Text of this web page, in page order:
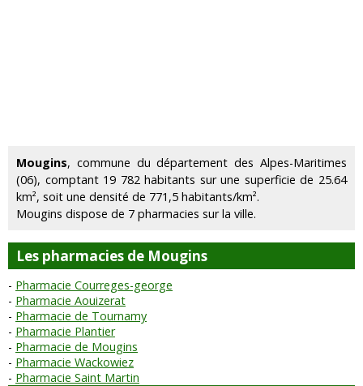
Mougins, commune du département des Alpes-Maritimes
(06), comptant 19 782 habitants sur une superficie de 25.64
km², soit une densité de 771,5 habitants/km².
Mougins dispose de 7 pharmacies sur la ville.
Les pharmacies de Mougins
Pharmacie Courreges-george
Pharmacie Aouizerat
Pharmacie de Tournamy
Pharmacie Plantier
Pharmacie de Mougins
Pharmacie Wackowiez
Pharmacie Saint Martin